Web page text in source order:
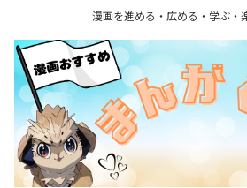
漫画を進める・広める・学ぶ・